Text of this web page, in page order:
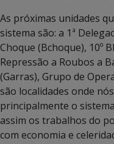
As próximas unidades
sistema são: a 1ª
Choque (Bchoque), 10º
Repressão a Roubos a
(Garras), Grupo de
são localidades onde
principalmente o
assim os trabalhos do
com economia e